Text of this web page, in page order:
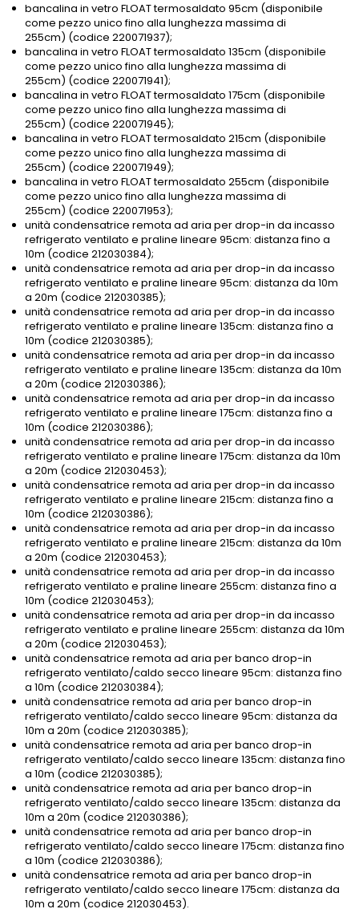
bancalina in vetro FLOAT termosaldato 95cm (disponibile
come pezzo unico fino alla lunghezza massima di
255cm) (codice 220071937);
bancalina in vetro FLOAT termosaldato 135cm (disponibile
come pezzo unico fino alla lunghezza massima di
255cm) (codice 220071941);
bancalina in vetro FLOAT termosaldato 175cm (disponibile
come pezzo unico fino alla lunghezza massima di
255cm) (codice 220071945);
bancalina in vetro FLOAT termosaldato 215cm (disponibile
come pezzo unico fino alla lunghezza massima di
255cm) (codice 220071949);
bancalina in vetro FLOAT termosaldato 255cm (disponibile
come pezzo unico fino alla lunghezza massima di
255cm) (codice 220071953);
unità condensatrice remota ad aria per drop-in da incasso
refrigerato ventilato e praline lineare 95cm: distanza fino a
10m (codice 212030384);
unità condensatrice remota ad aria per drop-in da incasso
refrigerato ventilato e praline lineare 95cm: distanza da 10m
a 20m (codice 212030385);
unità condensatrice remota ad aria per drop-in da incasso
refrigerato ventilato e praline lineare 135cm: distanza fino a
10m (codice 212030385);
unità condensatrice remota ad aria per drop-in da incasso
refrigerato ventilato e praline lineare 135cm: distanza da 10m
a 20m (codice 212030386);
unità condensatrice remota ad aria per drop-in da incasso
refrigerato ventilato e praline lineare 175cm: distanza fino a
10m (codice 212030386);
unità condensatrice remota ad aria per drop-in da incasso
refrigerato ventilato e praline lineare 175cm: distanza da 10m
a 20m (codice 212030453);
unità condensatrice remota ad aria per drop-in da incasso
refrigerato ventilato e praline lineare 215cm: distanza fino a
10m (codice 212030386);
unità condensatrice remota ad aria per drop-in da incasso
refrigerato ventilato e praline lineare 215cm: distanza da 10m
a 20m (codice 212030453);
unità condensatrice remota ad aria per drop-in da incasso
refrigerato ventilato e praline lineare 255cm: distanza fino a
10m (codice 212030453);
unità condensatrice remota ad aria per drop-in da incasso
refrigerato ventilato e praline lineare 255cm: distanza da 10m
a 20m (codice 212030453);
unità condensatrice remota ad aria per banco drop-in
refrigerato ventilato/caldo secco lineare 95cm: distanza fino
a 10m (codice 212030384);
unità condensatrice remota ad aria per banco drop-in
refrigerato ventilato/caldo secco lineare 95cm: distanza da
10m a 20m (codice 212030385);
unità condensatrice remota ad aria per banco drop-in
refrigerato ventilato/caldo secco lineare 135cm: distanza fino
a 10m (codice 212030385);
unità condensatrice remota ad aria per banco drop-in
refrigerato ventilato/caldo secco lineare 135cm: distanza da
10m a 20m (codice 212030386);
unità condensatrice remota ad aria per banco drop-in
refrigerato ventilato/caldo secco lineare 175cm: distanza fino
a 10m (codice 212030386);
unità condensatrice remota ad aria per banco drop-in
refrigerato ventilato/caldo secco lineare 175cm: distanza da
10m a 20m (codice 212030453).